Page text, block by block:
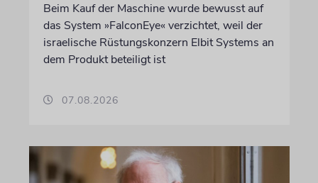
Beim Kauf der Maschine wurde bewusst auf
das System »FalconEye« verzichtet, weil der
israelische Rüstungskonzern Elbit Systems an
dem Produkt beteiligt ist
07.08.2026